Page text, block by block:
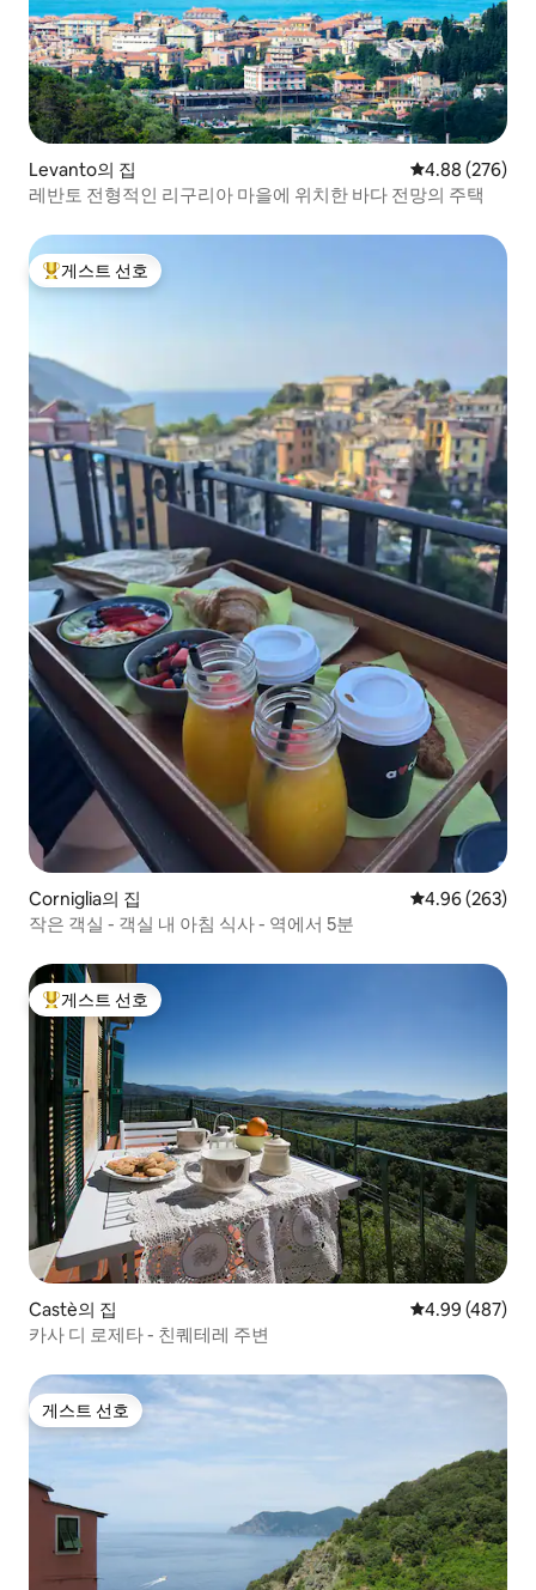
Levanto의 집 평점 4.88점(5
4.88 (276)
레반토 전형적인 리구리아 마을에 위치한 바다 전망의 주택
상위 게스트 선호
게스트 선호
Corniglia의 집 평점 4.96점(5
4.96 (263)
작은 객실 - 객실 내 아침 식사 - 역에서 5분
상위 게스트 선호
게스트 선호
Castè의 집 평점 4.99점(5
4.99 (487)
카사 디 로제타 - 친퀘테레 주변
게스트 선호
게스트 선호